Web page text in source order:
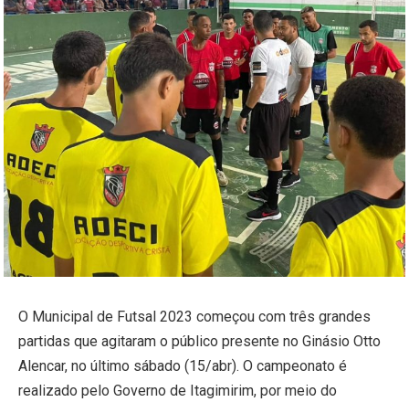
O Municipal de Futsal 2023 começou com três grandes
partidas que agitaram o público presente no Ginásio Otto
Alencar, no último sábado (15/abr). O campeonato é
realizado pelo Governo de Itagimirim, por meio do